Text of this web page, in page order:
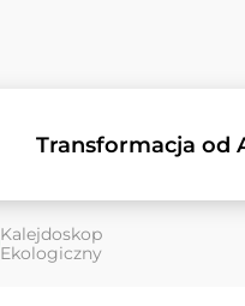
Transformacja od
Kalejdoskop
Ekologiczny